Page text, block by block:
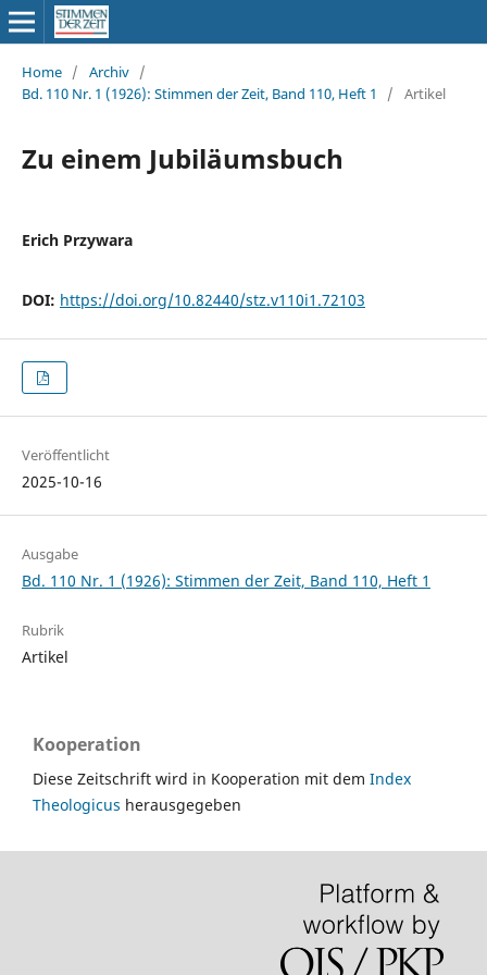
Home / Archiv /
Bd. 110 Nr. 1 (1926): Stimmen der Zeit, Band 110, Heft 1
/ Artikel
Zu einem Jubiläumsbuch
Erich Przywara
DOI: https://doi.org/10.82440/stz.v110i1.72103
Veröffentlicht
2025-10-16
Ausgabe
Bd. 110 Nr. 1 (1926): Stimmen der Zeit, Band 110, Heft 1
Rubrik
Artikel
Kooperation
Diese Zeitschrift wird in Kooperation mit dem Index
Theologicus herausgegeben